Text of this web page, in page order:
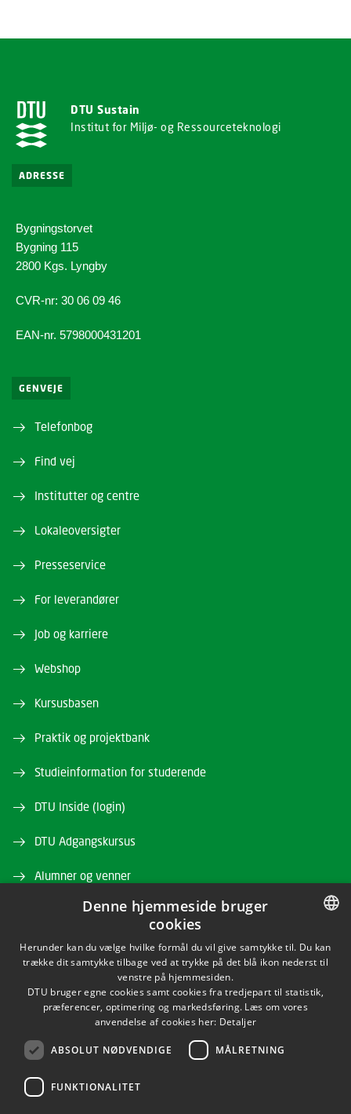
DTU Sustain
Institut for Miljø- og Ressourceteknologi
ADRESSE
Bygningstorvet
Bygning 115
2800 Kgs. Lyngby
CVR-nr: 30 06 09 46
EAN-nr. 5798000431201
GENVEJE
Telefonbog
Find vej
Institutter og centre
Lokaleoversigter
Presseservice
For leverandører
Job og karriere
Webshop
Kursusbasen
Praktik og projektbank
Studieinformation for studerende
DTU Inside (login)
DTU Adgangskursus
Alumner og venner
DTU Bibliotek
DTU Orbit
LINKEDIN
DANISH
ENGLISH
Denne hjemmeside bruger
cookies
Herunder kan du vælge hvilke formål du vil give samtykke til. Du kan
trække dit samtykke tilbage ved at trykke på det blå ikon nederst til
venstre på hjemmesiden.
DTU bruger egne cookies samt cookies fra tredjepart til statistik,
præferencer, optimering og markedsføring. Læs om vores
anvendelse af cookies her: Detaljer
ABSOLUT NØDVENDIGE MÅLRETNING
FUNKTIONALITET